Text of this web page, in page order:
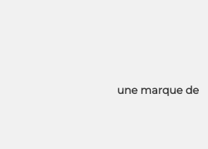
une marque de